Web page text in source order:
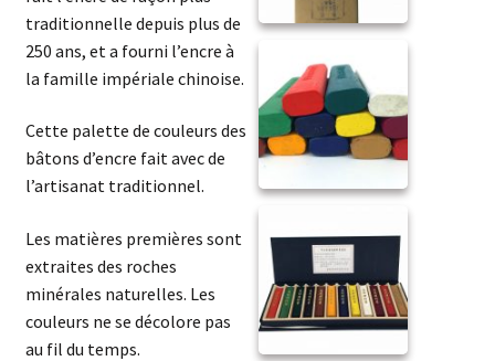
traditionnelle depuis plus de
250 ans, et a fourni l’encre à
la famille impériale chinoise.
Cette palette de couleurs des
bâtons d’encre fait avec de
l’artisanat traditionnel.
Les matières premières sont
extraites des roches
minérales naturelles. Les
couleurs ne se décolore pas
au fil du temps.